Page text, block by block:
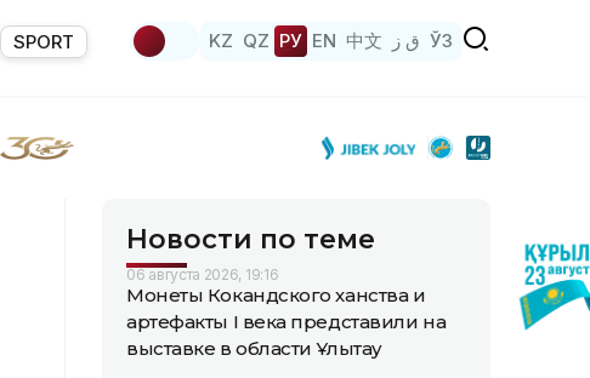
SPORT KZ QZ РУ EN 中文 ق ز ЎЗ
Новости по теме
06 августа 2026, 19:16
Монеты Кокандского ханства и
артефакты I века представили на
выставке в области Ұлытау